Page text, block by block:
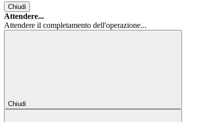
Chiudi
Attendere...
Attendere il completamento dell'operazione...
Chiudi